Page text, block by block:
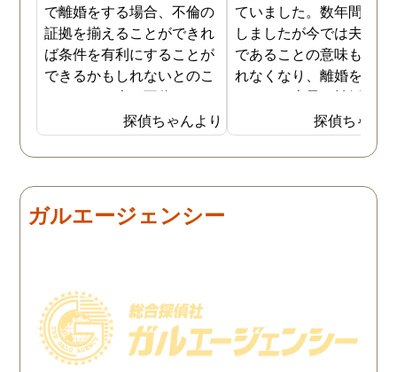
で離婚をする場合、不倫の
証拠を揃えることができれ
ば条件を有利にすることが
できるかもしれないとのこ
とでした。夫が不倫をして
いるのは確実なのですが、
私の証言だけでは効力が弱
いようです。弁護士のアド
の証拠を集めてもらうこと
にしました。夫は私への関
とはしょっちゅうです。次
の休みも休日出勤と称して
家を空けているので、この
日に証拠集めをお願いしま
探偵ちゃんより
ていました。数年間は我
しましたが今では夫と夫
であることの意味も感じ
れなくなり、離婚を決意
ました。素早く離婚を成
させるためには夫の不倫
証拠を手に入れることが
っ取り早く、探偵に調査
行動パターンを伝え、予
必要な不倫の証拠も手に
れることができました。
探偵ちゃん
ガルエージェンシー